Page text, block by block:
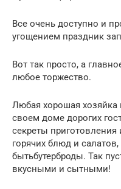
Все очень доступно и
угощением праздник
Вот так просто, а
любое торжество.
Любая хорошая хозяйка
своем доме дорогих
секреты
горячих блюд и
бытьбутерброды. Так
вкусными и сытными!